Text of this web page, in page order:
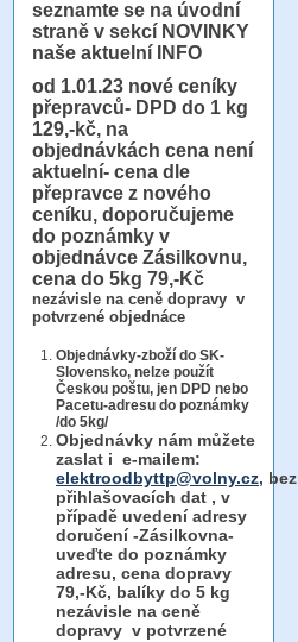
seznamte se na úvodní
straně v sekcí NOVINKY
naše aktuelní INFO
od 1.01.23 nové ceníky
přepravců- DPD do 1 kg
129,-kč, na
objednávkách cena není
aktuelní- cena dle
přepravce z nového
ceníku, doporučujeme
do poznámky v
objednávce Zásilkovnu,
cena do 5kg 79,-Kč
nezávisle na ceně dopravy v
potvrzené objednáce
Objednávky-zboží do SK-
Slovensko, nelze použít
Českou poštu, jen DPD nebo
Pacetu-adresu do poznámky
/do 5kg/
Objednávky nám můžete
zaslat i e-mailem:
elektroodbyttp@volny.cz, bez
přihlašovacích dat , v
případě uvedení adresy
doručení -Zásilkovna-
uveďte do poznámky
adresu, cena dopravy
79,-Kč, balíky do 5 kg
nezávisle na ceně
dopravy v potvrzené